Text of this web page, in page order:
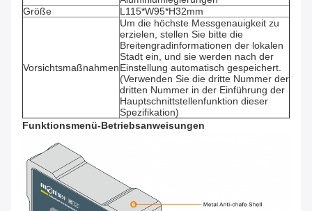
Größe
L115*W95*H32mm
Vorsichtsmaßnahmen
Um die höchste Messgenauigkeit zu
erzielen, stellen Sie bitte die
Breitengradinformationen der lokalen
Stadt ein, und sie werden nach der
Einstellung automatisch gespeichert.
(Verwenden Sie die dritte Nummer der
dritten Nummer in der Einführung der
Hauptschnittstellenfunktion dieser
Spezifikation)
Funktionsmenü-Betriebsanweisungen